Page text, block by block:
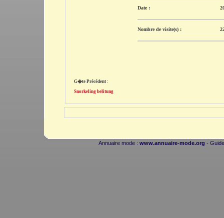
Date :
Nombre de visite(s) :
G�te Précédent :
Snorkeling belitung
Annuaire mode : www.annuaire-mode.org -